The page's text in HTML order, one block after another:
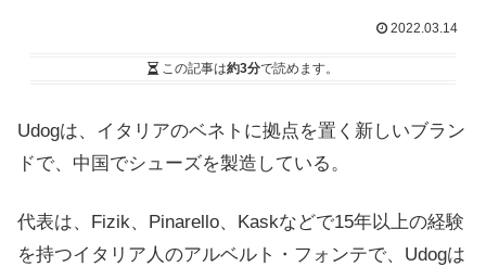
2022.03.14
この記事は約3分で読めます。
Udogは、イタリアのベネトに拠点を置く新しいブラン
ドで、中国でシューズを製造している。
代表は、Fizik、Pinarello、Kaskなどで15年以上の経験
を持つイタリア人のアルベルト・フォンテで、Udogは